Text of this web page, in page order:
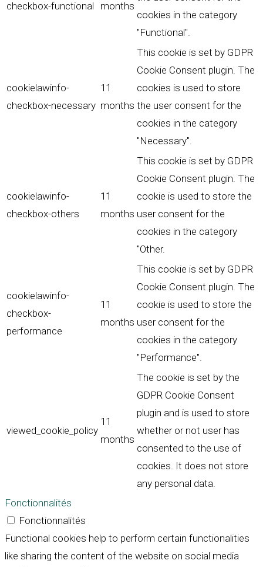
checkbox-functional months
cookies in the category
"Functional".
cookielawinfo-
checkbox-necessary
11
months
This cookie is set by GDPR
Cookie Consent plugin. The
cookies is used to store
the user consent for the
cookies in the category
"Necessary".
cookielawinfo-
checkbox-others
11
months
This cookie is set by GDPR
Cookie Consent plugin. The
cookie is used to store the
user consent for the
cookies in the category
"Other.
cookielawinfo-
checkbox-
performance
11
months
This cookie is set by GDPR
Cookie Consent plugin. The
cookie is used to store the
user consent for the
cookies in the category
"Performance".
viewed_cookie_policy
11
months
The cookie is set by the
GDPR Cookie Consent
plugin and is used to store
whether or not user has
consented to the use of
cookies. It does not store
any personal data.
Fonctionnalités
Fonctionnalités
Functional cookies help to perform certain functionalities
like sharing the content of the website on social media